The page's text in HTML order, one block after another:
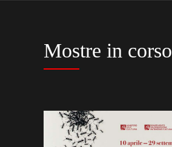
Mostre in corso